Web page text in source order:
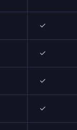
✓
✓
✓
✓